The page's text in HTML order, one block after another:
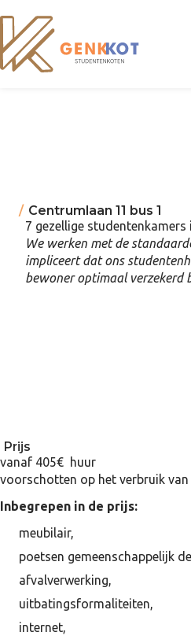
Centrumlaan 11 bus 1
7 gezellige studentenkamers
We werken met de
impliceert dat ons
bewoner optimaal verzekerd
Prijs
vanaf 405€ huur
voorschotten op het verbruik
Inbegrepen in de prijs:
meubilair,
poetsen gemeenschappelijk
afvalverwerking,
uitbatingsformaliteiten,
internet,